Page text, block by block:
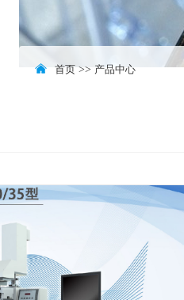
首页>> 产品中心